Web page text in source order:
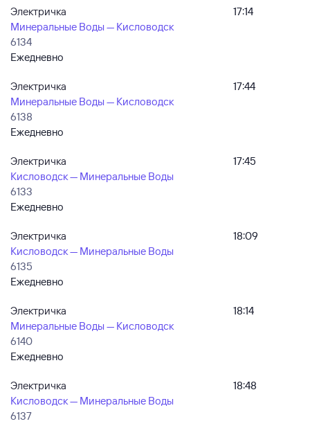
Электричка
Минеральные Воды — Кисловодск
6134
Ежедневно
17:14
Электричка
Минеральные Воды — Кисловодск
6138
Ежедневно
17:44
Электричка
Кисловодск — Минеральные Воды
6133
Ежедневно
17:45
Электричка
Кисловодск — Минеральные Воды
6135
Ежедневно
18:09
Электричка
Минеральные Воды — Кисловодск
6140
Ежедневно
18:14
Электричка
Кисловодск — Минеральные Воды
6137
18:48